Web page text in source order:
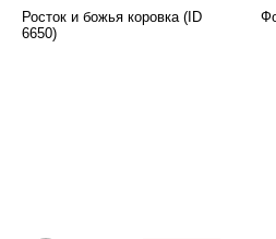
Росток и божья коровка (ID
6650)